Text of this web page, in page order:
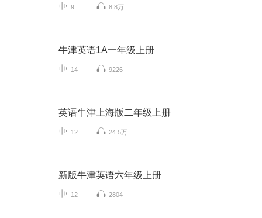
9 8.8万
牛津英语1A一年级上册
14 9226
英语牛津上海版二年级上册
12 24.5万
新版牛津英语六年级上册
12 2804